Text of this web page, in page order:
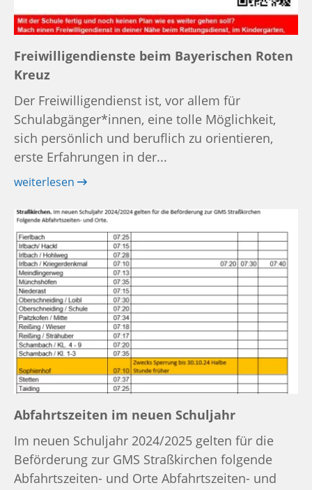
Freiwilligendienste beim Bayerischen Roten
Kreuz
Der Freiwilligendienst ist, vor allem für
Schulabgänger*innen, eine tolle Möglichkeit,
sich persönlich und beruflich zu orientieren,
erste Erfahrungen in der...
weiterlesen
Abfahrtszeiten im neuen Schuljahr
Im neuen Schuljahr 2024/2025 gelten für die
Beförderung zur GMS Straßkirchen folgende
Abfahrtszeiten- und Orte Abfahrtszeiten- und